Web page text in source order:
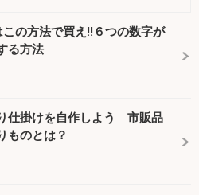
この方法で買え!!６つの数字が
る方法
仕掛けを自作しよう 市販品
ものとは？